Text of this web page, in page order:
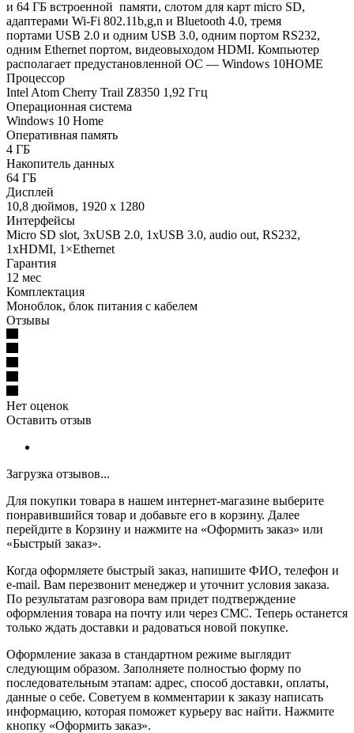
и 64 ГБ встроенной памяти, слотом для карт micro SD,
адаптерами Wi-Fi 802.11b,g,n и Bluetooth 4.0, тремя
портами USB 2.0 и одним USB 3.0, одним портом RS232,
одним Ethernet портом, видеовыходом HDMI. Компьютер
располагает предустановленной ОС — Windows 10HOME
Процессор
Intel Atom Cherry Trail Z8350 1,92 Ггц
Операционная система
Windows 10 Home
Оперативная память
4 ГБ
Накопитель данных
64 ГБ
Дисплей
10,8 дюймов, 1920 х 1280
Интерфейсы
Micro SD slot, 3xUSB 2.0, 1xUSB 3.0, audio out, RS232,
1xHDMI, 1×Ethernet
Гарантия
12 мес
Комплектация
Моноблок, блок питания с кабелем
Отзывы
Нет оценок
Оставить отзыв
Загрузка отзывов...
Для покупки товара в нашем интернет-магазине выберите
понравившийся товар и добавьте его в корзину. Далее
перейдите в Корзину и нажмите на «Оформить заказ» или
«Быстрый заказ».
Когда оформляете быстрый заказ, напишите ФИО, телефон и
e-mail. Вам перезвонит менеджер и уточнит условия заказа.
По результатам разговора вам придет подтверждение
оформления товара на почту или через СМС. Теперь останется
только ждать доставки и радоваться новой покупке.
Оформление заказа в стандартном режиме выглядит
следующим образом. Заполняете полностью форму по
последовательным этапам: адрес, способ доставки, оплаты,
данные о себе. Советуем в комментарии к заказу написать
информацию, которая поможет курьеру вас найти. Нажмите
кнопку «Оформить заказ».